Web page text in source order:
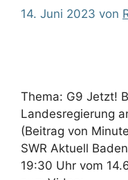
14. Juni 2023 von
Thema: G9 Jetzt!
Landesregierung
(Beitrag von
SWR Aktuell
19:30 Uhr vom